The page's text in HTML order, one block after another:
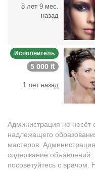
8 лет 9 мес.
назад
Исполнитель
5 000 ₶
1 лет назад
Администрация не несёт
надлежащего
мастеров.
содержание объявлений.
посоветуйтесь с врачом.